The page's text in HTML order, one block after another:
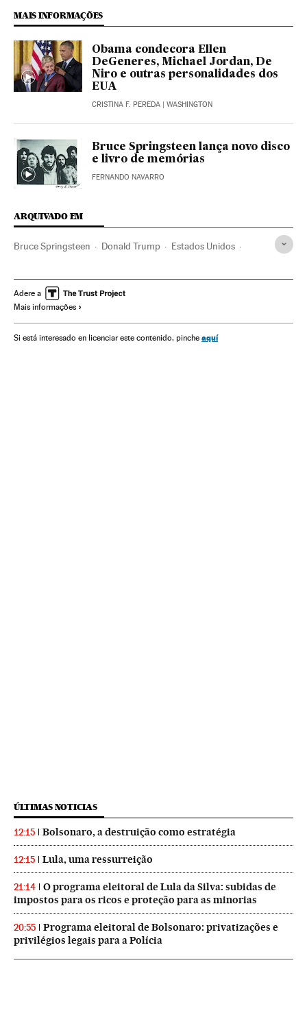
MAIS INFORMAÇÕES
Obama condecora Ellen
DeGeneres, Michael Jordan, De
Niro e outras personalidades dos
EUA
CRISTINA F. PEREDA | WASHINGTON
Bruce Springsteen lança novo disco
e livro de memórias
FERNANDO NAVARRO
ARQUIVADO EM
Bruce Springsteen Donald Trump Estados Unidos
América Política
Adere a
Mais informações
Si está interesado en licenciar este contenido, pinche aquí
ÚLTIMAS NOTICIAS
12:15 Bolsonaro, a destruição como estratégia
12:15 Lula, uma ressurreição
21:14
O programa eleitoral de Lula da Silva: subidas de
impostos para os ricos e proteção para as minorias
20:55
Programa eleitoral de Bolsonaro: privatizações e
privilégios legais para a Polícia